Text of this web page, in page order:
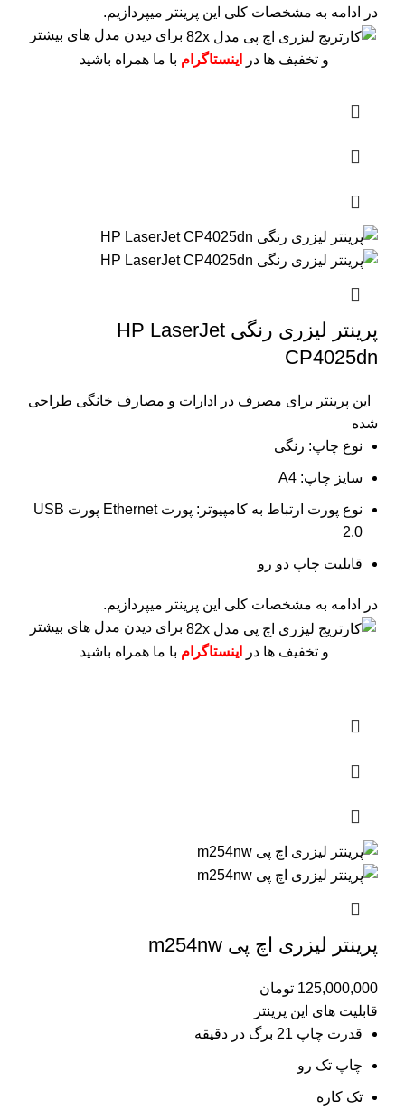
در ادامه به مشخصات کلی این پرینتر میپردازیم.
برای دیدن مدل های بیشتر
و تخفیف ها در
اینستاگرام با ما همراه باشید
پرینتر لیزری رنگی HP LaserJet
CP4025dn
این پرینتر برای مصرف در ادارات و مصارف خانگی طراحی
شده
نوع چاپ: رنگی
سایز چاپ: A4
نوع پورت ارتباط به کامپیوتر: پورت Ethernet پورت USB
2.0
قابلیت چاپ دو رو
در ادامه به مشخصات کلی این پرینتر میپردازیم.
برای دیدن مدل های بیشتر
و تخفیف ها در
اینستاگرام با ما همراه باشید
پرینتر لیزری اچ پی m254nw
125,000,000 تومان
قابلیت های این پرینتر
قدرت چاپ 21 برگ در دقیقه
چاپ تک رو
تک کاره